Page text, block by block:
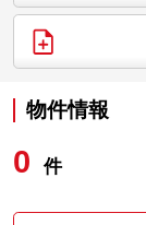
物件情報
0 件